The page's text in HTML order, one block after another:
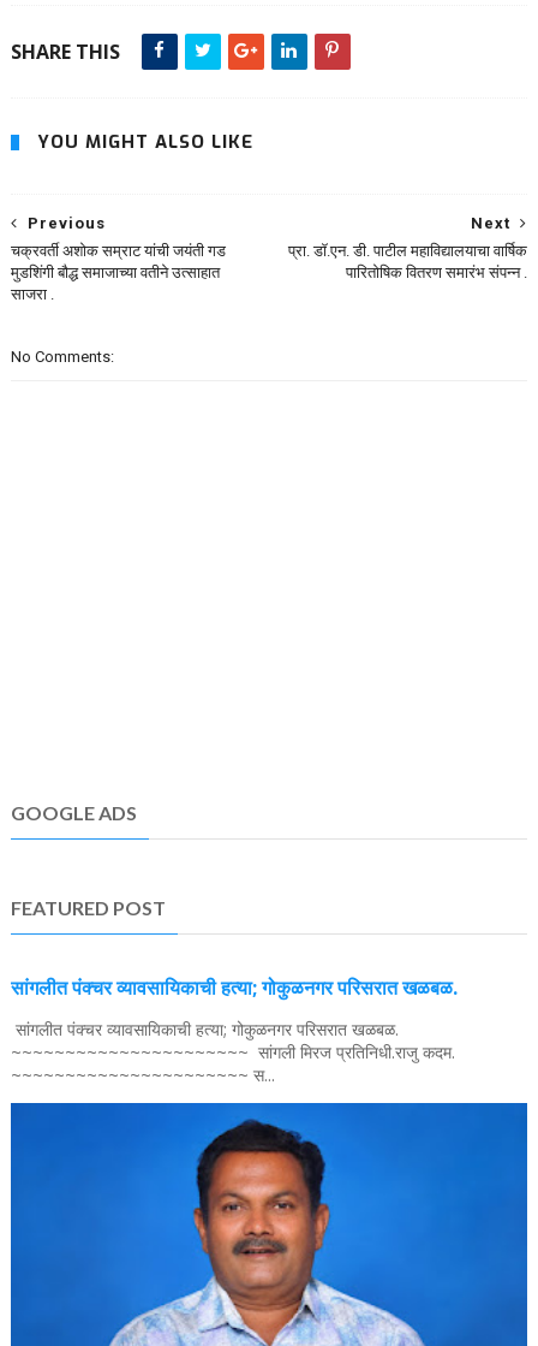
SHARE THIS
YOU MIGHT ALSO LIKE
Next
प्रा. डॉ.एन. डी. पाटील महाविद्यालयाचा वार्षिक
पारितोषिक वितरण समारंभ संपन्न .
Previous
चक्रवर्ती अशोक सम्राट यांची जयंती गड
मुडशिंगी बौद्ध समाजाच्या वतीने उत्साहात
साजरा .
No Comments:
GOOGLE ADS
FEATURED POST
सांगलीत पंक्चर व्यावसायिकाची हत्या; गोकुळनगर परिसरात खळबळ.
सांगलीत पंक्चर व्यावसायिकाची हत्या; गोकुळनगर परिसरात खळबळ.
~~~~~~~~~~~~~~~~~~~~~~ सांगली मिरज प्रतिनिधी.राजु कदम.
~~~~~~~~~~~~~~~~~~~~~~ स...